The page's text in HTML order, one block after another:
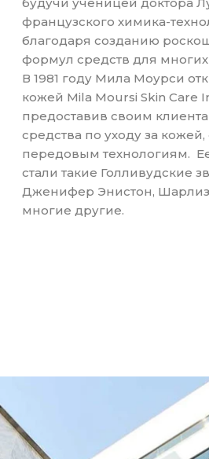
французского химика-
благодаря созданию
формул средств для
В 1981 году Мила Моурси
кожей Mila Moursi Skin Care
предоставив своим
средства по уходу за
передовым технологиям.
стали такие Голливудские
Дженифер Энистон,
многие другие.